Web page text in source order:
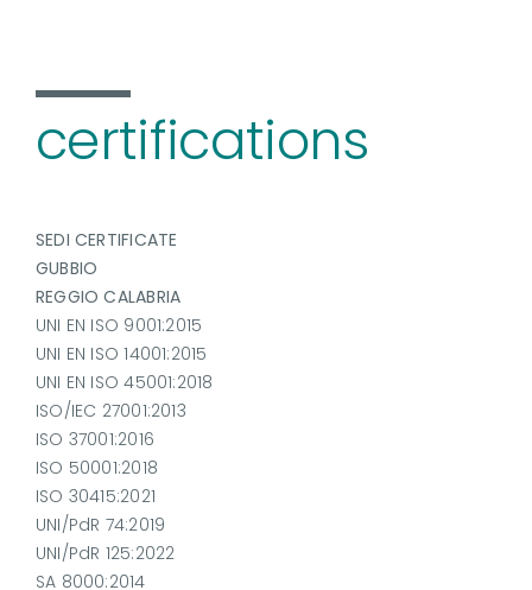
certifications
SEDI CERTIFICATE
GUBBIO
REGGIO CALABRIA
UNI EN ISO 9001:2015
UNI EN ISO 14001:2015
UNI EN ISO 45001:2018
ISO/IEC 27001:2013
ISO 37001:2016
ISO 50001:2018
ISO 30415:2021
UNI/PdR 74:2019
UNI/PdR 125:2022
SA 8000:2014